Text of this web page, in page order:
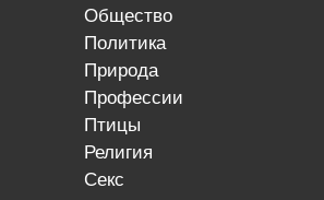
общество
политика
природа
профессии
птицы
религия
секс